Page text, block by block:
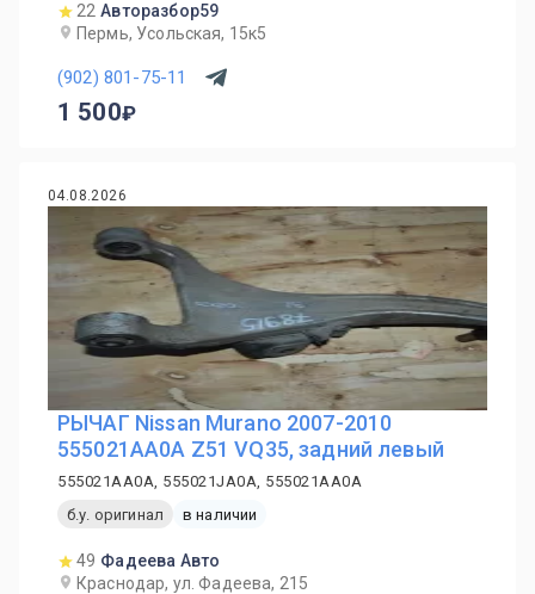
22 Авторазбор59
Пермь, Усольская, 15к5
(902) 801-75-11
1 500
04.08.2026
РЫЧАГ Nissan Murano 2007-2010
555021AA0A Z51 VQ35, задний левый
555021AA0A, 555021JA0A, 555021AA0A
б.у. оригинал
в наличии
49 Фадеева Авто
Краснодар, ул. Фадеева, 215